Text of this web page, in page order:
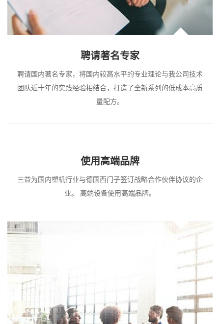
聘请著名专家
聘请国内著名专家，将国内较高水平的专业理论与我公司技术
团队近十年的实践经验相结合，打造了全新系列的低成本高质
量配方。
使用高端品牌
三益为国内塑机行业与德国西门子签订战略合作伙伴协议的企
业。 高端设备使用高端品牌。